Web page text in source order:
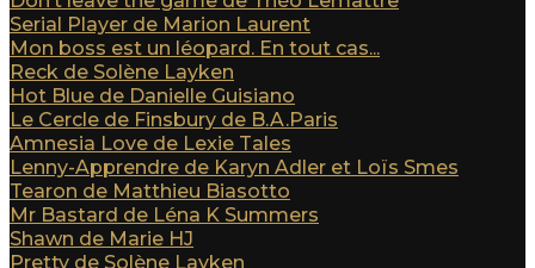
Serial Player de Marion Laurent
Mon boss est un léopard. En tout cas...
Reck de Solène Layken
Hot Blue de Danielle Guisiano
Le Cercle de Finsbury de B.A.Paris
Amnesia Love de Lexie Tales
Lenny-Apprendre de Karyn Adler et Loïs Smes
Tearon de Matthieu Biasotto
Mr Bastard de Léna K Summers
Shawn de Marie HJ
Pretty de Solène Layken